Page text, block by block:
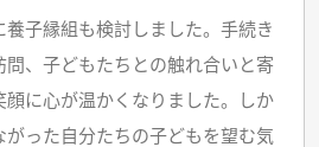
子縁組も検討しました。手続き
問、子どもたちとの触れ合いと寄
に心が温かくなりました。しか
がった自分たちの子どもを望む気